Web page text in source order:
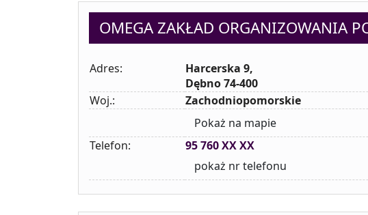
OMEGA ZAKŁAD ORGANIZOWANIA
Adres:
Harcerska 9,
Dębno 74-400
Woj.:
Zachodniopomorskie
Pokaż na mapie
Telefon:
95 760 XX XX
pokaż nr telefonu